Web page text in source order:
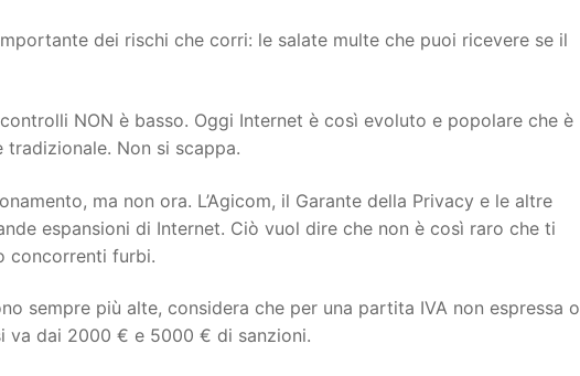
dei rischi che corri: le salate multe che puoi ricevere se il
NON è basso. Oggi Internet è così evoluto e popolare che è
Non si scappa.
ma non ora. L’Agicom, il Garante della Privacy e le altre
espansioni di Internet. Ciò vuol dire che non è così raro che ti
concorrenti furbi.
sempre più alte, considera che per una partita IVA non espressa o
va dai 2000 € e 5000 € di sanzioni.